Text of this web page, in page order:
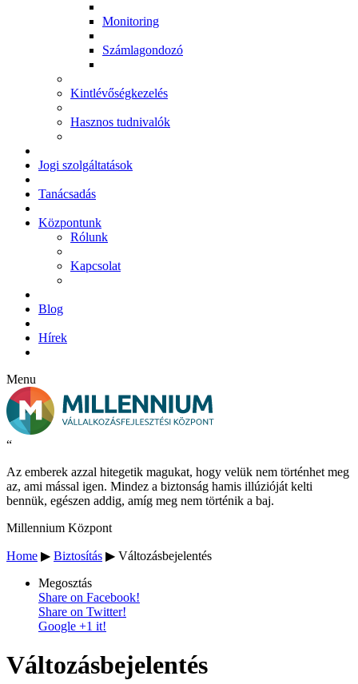
Monitoring
Számlagondozó
Kintlévőségkezelés
Hasznos tudnivalók
Jogi szolgáltatások
Tanácsadás
Központunk
Rólunk
Kapcsolat
Blog
Hírek
Menu
“
Az emberek azzal hitegetik magukat, hogy velük nem történhet meg
az, ami mással igen. Mindez a biztonság hamis illúzióját kelti
bennük, egészen addig, amíg meg nem történik a baj.
Millennium Központ
Home ▶ Biztosítás ▶ Változásbejelentés
Megosztás
Share on Facebook!
Share on Twitter!
Google +1 it!
Változásbejelentés